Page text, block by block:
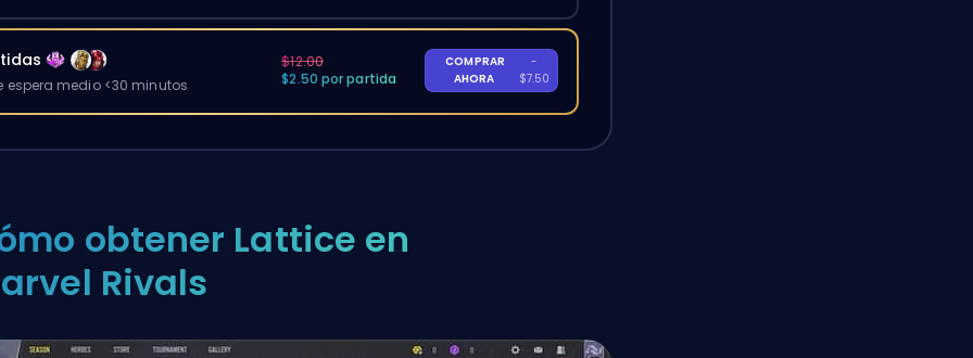
espera medio <30 minutos
$12.00
$2.50 por partida
COMPRAR
AHORA
-
$7.50
obtener Lattice en
Rivals